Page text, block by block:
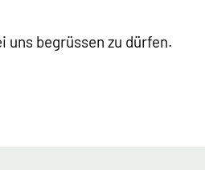
uns begrüssen zu dürfen.